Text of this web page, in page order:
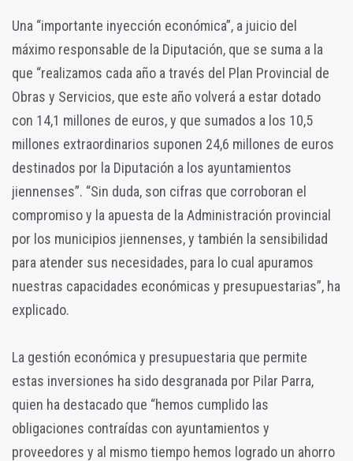
Una “importante inyección económica”, a juicio del
máximo responsable de la Diputación, que se suma a la
que “realizamos cada año a través del Plan Provincial de
Obras y Servicios, que este año volverá a estar dotado
con 14,1 millones de euros, y que sumados a los 10,5
millones extraordinarios suponen 24,6 millones de euros
destinados por la Diputación a los ayuntamientos
jiennenses”. “Sin duda, son cifras que corroboran el
compromiso y la apuesta de la Administración provincial
por los municipios jiennenses, y también la sensibilidad
para atender sus necesidades, para lo cual apuramos
nuestras capacidades económicas y presupuestarias”, ha
explicado.
La gestión económica y presupuestaria que permite
estas inversiones ha sido desgranada por Pilar Parra,
quien ha destacado que “hemos cumplido las
obligaciones contraídas con ayuntamientos y
proveedores y al mismo tiempo hemos logrado un ahorro